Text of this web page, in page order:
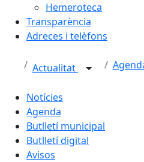
Hemeroteca
Transparència
Adreces i telèfons
Actualitat
Notícies
Agenda
Butlletí municipal
Butlletí digital
Avisos